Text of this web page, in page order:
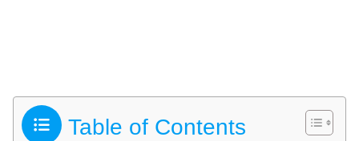
Table of Contents